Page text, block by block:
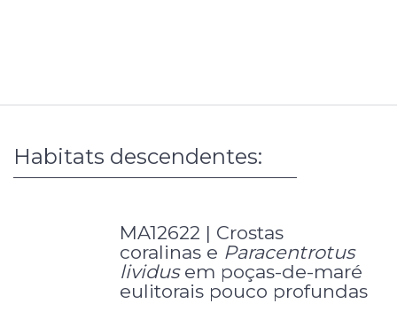
Habitats descendentes:
MA12622 | Crostas
coralinas e Paracentrotus
lividusem poças-de-maré
eulitorais pouco profundas